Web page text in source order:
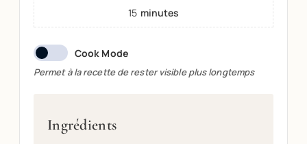
15 minutes
Cook Mode
Permet à la recette de rester visible plus longtemps
Ingrédients